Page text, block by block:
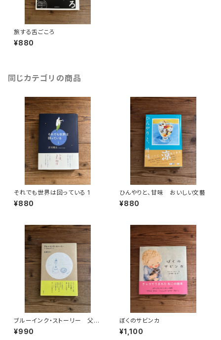
旅する舌ごころ
¥880
同じカテゴリの商品
それでも世界は回っている 1
¥880
ひんやりと、甘味 おいしい文藝
¥880
ブルーインク・ストーリー 父・
安西水丸のこと
¥990
ぼくのサビンカ
¥1,100